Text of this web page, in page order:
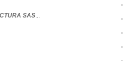
SAS...